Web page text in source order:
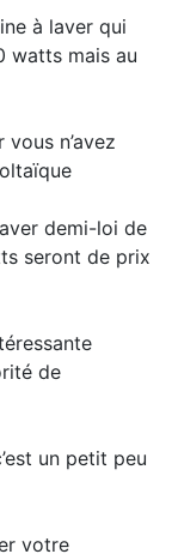
à laver qui
watts mais au
n’avez
demi-loi de
seront de prix
de
un petit peu
votre